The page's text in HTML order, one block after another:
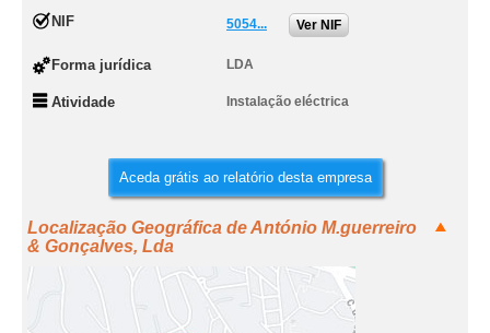
NIF 5054... Ver NIF
Forma jurídica LDA
Atividade Instalação eléctrica
Aceda grátis ao relatório desta empresa
Localização Geográfica de António M.guerreiro
& Gonçalves, Lda